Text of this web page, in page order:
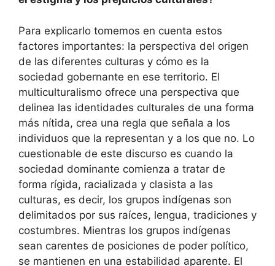
Para explicarlo tomemos en cuenta estos
factores importantes: la perspectiva del origen
de las diferentes culturas y cómo es la
sociedad gobernante en ese territorio. El
multiculturalismo ofrece una perspectiva que
delinea las identidades culturales de una forma
más nítida, crea una regla que señala a los
individuos que la representan y a los que no. Lo
cuestionable de este discurso es cuando la
sociedad dominante comienza a tratar de
forma rígida, racializada y clasista a las
culturas, es decir, los grupos indígenas son
delimitados por sus raíces, lengua, tradiciones y
costumbres. Mientras los grupos indígenas
sean carentes de posiciones de poder político,
se mantienen en una estabilidad aparente. El